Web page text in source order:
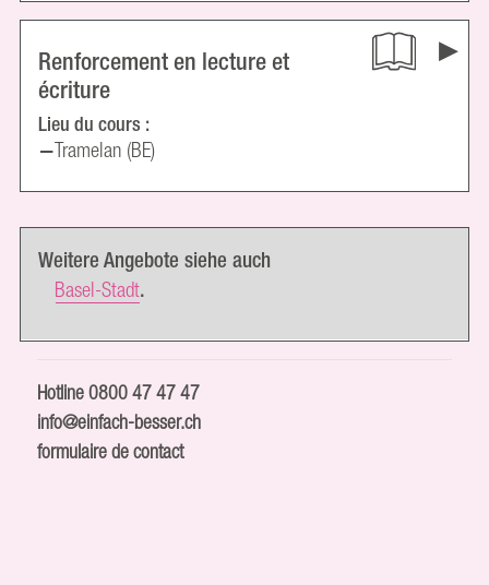
Renforcement en lecture et
écriture
Lieu du cours :
Tramelan (BE)
Weitere Angebote siehe auch
Basel-Stadt.
Hotline0800 47 47 47
info@einfach-besser.ch
formulaire de contact